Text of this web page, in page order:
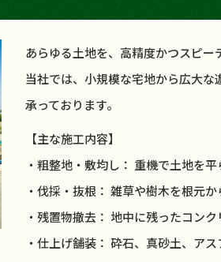
あらゆる土地を、高精度かつスピー
当社では、小規模な宅地から広大
承っております。
【主な施工内容】
・粗整地・敷均し： 重機で土地を
・伐採・抜根： 雑草や樹木を根元か
・残置物撤去： 地中に残ったコン
・仕上げ舗装： 砕石、真砂土、ア